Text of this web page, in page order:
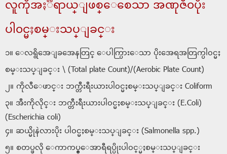
လူကိုအႏၱရာယ္ျဖစ္ေစေသာ အဏုဇီ၀ပိုး
ပါ၀င္မႈစမ္းသပ္ျခင္း
၁။ ေလရွိအေျခအေနတြင္ ေပါက္ပြားေသာ ပိုးအေရအတြက္ပါ၀င္မႈ
စမ္းသပ္ျခင္း \ (Total plate Count)/(Aerobic Plate Count)
၂။ ကိုလီေဖာင္း ဘက္တီးရီးယားပါ၀င္မႈစမ္းသပ္ျခင္း Coliform
၃။ အီးကိုလိုင္း ဘက္တီးရီးယားပါ၀င္မႈစမ္းသပ္ျခင္း (E.Coli)
(Escherichia coli)
၄။ ဆယ္မိုနဲလားပိုး ပါ၀င္မႈစမ္းသပ္ျခင္း (Salmonella spp.)
၅။ စတပ္ဖလို ေကာကပ္စ္ေအာရီရပ္ပိုးပါ၀င္္မႈစမ္းသပ္ျခင္း